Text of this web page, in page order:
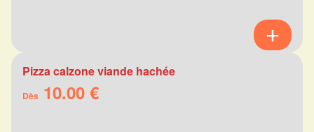
Pizza calzone viande hachée
Dès 10.00 €